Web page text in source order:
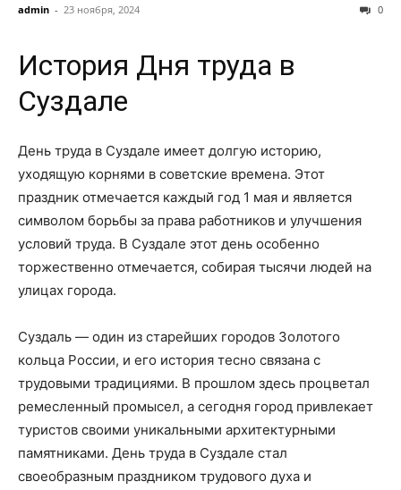
admin - 23 ноября, 2024 0
История Дня труда в
Суздале
День труда в Суздале имеет долгую историю,
уходящую корнями в советские времена. Этот
праздник отмечается каждый год 1 мая и является
символом борьбы за права работников и улучшения
условий труда. В Суздале этот день особенно
торжественно отмечается, собирая тысячи людей на
улицах города.
Суздаль — один из старейших городов Золотого
кольца России, и его история тесно связана с
трудовыми традициями. В прошлом здесь процветал
ремесленный промысел, а сегодня город привлекает
туристов своими уникальными архитектурными
памятниками. День труда в Суздале стал
своеобразным праздником трудового духа и